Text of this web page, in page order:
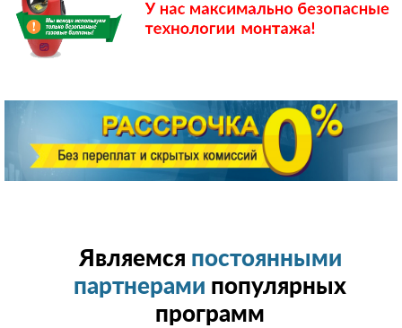
Являемся постоянными
партнерами популярных
программ